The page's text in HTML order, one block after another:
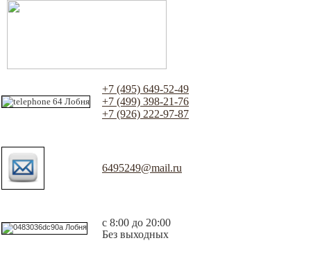
+7 (495) 649-52-49
+7 (499) 398-21-76
+7 (926) 222-97-87
6495249@mail.ru
с 8:00 до 20:00
Без выходных